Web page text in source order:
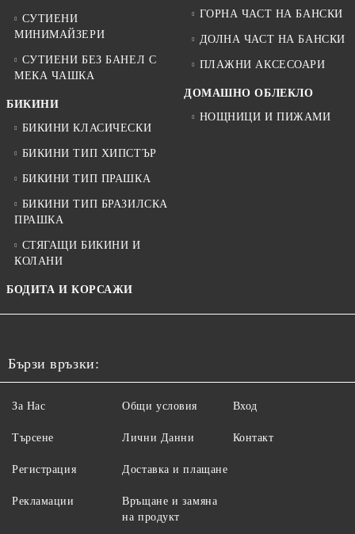
СУТИЕНИ
МИНИМАЙЗЕРИ
СУТИЕНИ БЕЗ БАНЕЛ С
МЕКА ЧАШКА
БИКИНИ
БИКИНИ КЛАСИЧЕСКИ
БИКИНИ ТИП ХИПСТЪР
БИКИНИ ТИП ПРАШКА
БИКИНИ ТИП БРАЗИЛСКА
ПРАШКА
СТЯГАЩИ БИКИНИ И
КОЛАНИ
БОДИТА И КОРСАЖИ
ГОРНА ЧАСТ НА БАНСКИ
ДОЛНА ЧАСТ НА БАНСКИ
ПЛАЖНИ АКСЕСОАРИ
ДОМАШНО ОБЛЕКЛО
НОЩНИЦИ И ПИЖАМИ
Бързи връзки:
За Нас
Търсене
Регистрация
Рекламации
Общи условия
Лични Данни
Доставка и плащане
Връщане и замяна
на продукт
Вход
Контакт